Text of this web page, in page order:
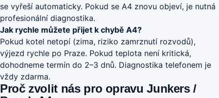
se vyřeší automaticky. Pokud se A4 znovu objeví, je nutná
profesionální diagnostika.
Jak rychle můžete přijet k chybě A4?
Pokud kotel netopí (zima, riziko zamrznutí rozvodů),
výjezd rychle po Praze. Pokud teplota není kritická,
dohodneme termín do 2–3 dnů. Diagnostika telefonem je
vždy zdarma.
Proč zvolit nás pro opravu Junkers /